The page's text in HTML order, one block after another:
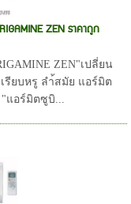
ZEN ราคาถูก
ZEN"เปลี่ยน
รียบหรู ลำ้สมัย แอร์มิต
"แอร์มิตซูบิ...